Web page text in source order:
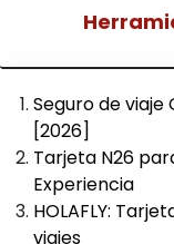
Seguro de viaje
[2026]
Tarjeta N26
Experiencia
HOLAFLY:
viajes